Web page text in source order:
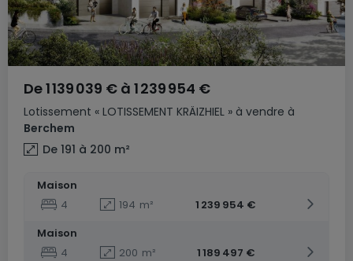
Lotissement « LOTISSEMENT KRÄIZHIEL » à vendre à
Berchem
De1 139 039 € à 1 239 954 €
De 191 à 200 m²
Maison
4
194 m²
1 239 954 €
Maison
4
200 m²
1 189 497 €